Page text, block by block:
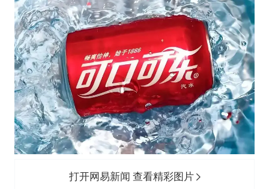
打开网易新闻 查看精彩图片